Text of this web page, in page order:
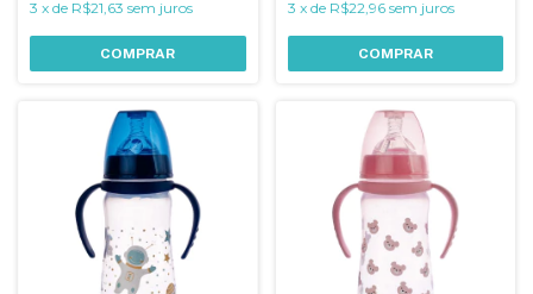
3 x de R$21,63 sem juros
COMPRAR
3 x de R$22,96 sem juros
COMPRAR